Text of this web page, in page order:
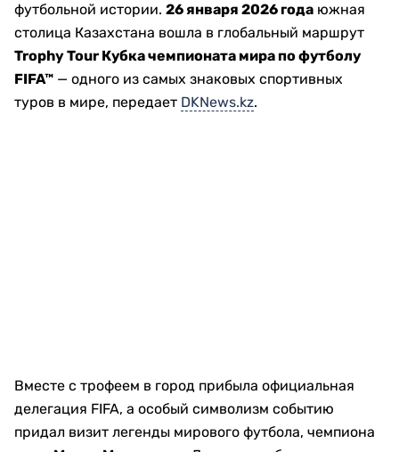
футбольной истории. 26 января 2026 года южная
столица Казахстана вошла в глобальный маршрут
Trophy Tour Кубка чемпионата мира по футболу
FIFA™ — одного из самых знаковых спортивных
туров в мире, передает DKNews.kz.
Вместе с трофеем в город прибыла официальная
делегация FIFA, а особый символизм событию
придал визит легенды мирового футбола, чемпиона